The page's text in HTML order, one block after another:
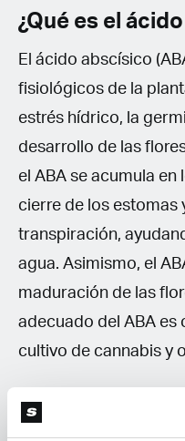
¿Qué es el
El ácido abscísico
fisiológicos de la
estrés hídrico, la
desarrollo de las
el ABA se acumula en
cierre de los estomas
transpiración,
agua. Asimismo, el
maduración de las
adecuado del ABA es
cultivo de cannabis y